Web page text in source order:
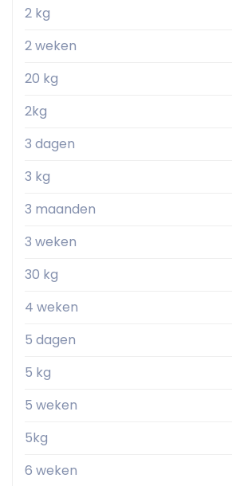
2 kg
2 weken
20 kg
2kg
3 dagen
3 kg
3 maanden
3 weken
30 kg
4 weken
5 dagen
5 kg
5 weken
5kg
6 weken